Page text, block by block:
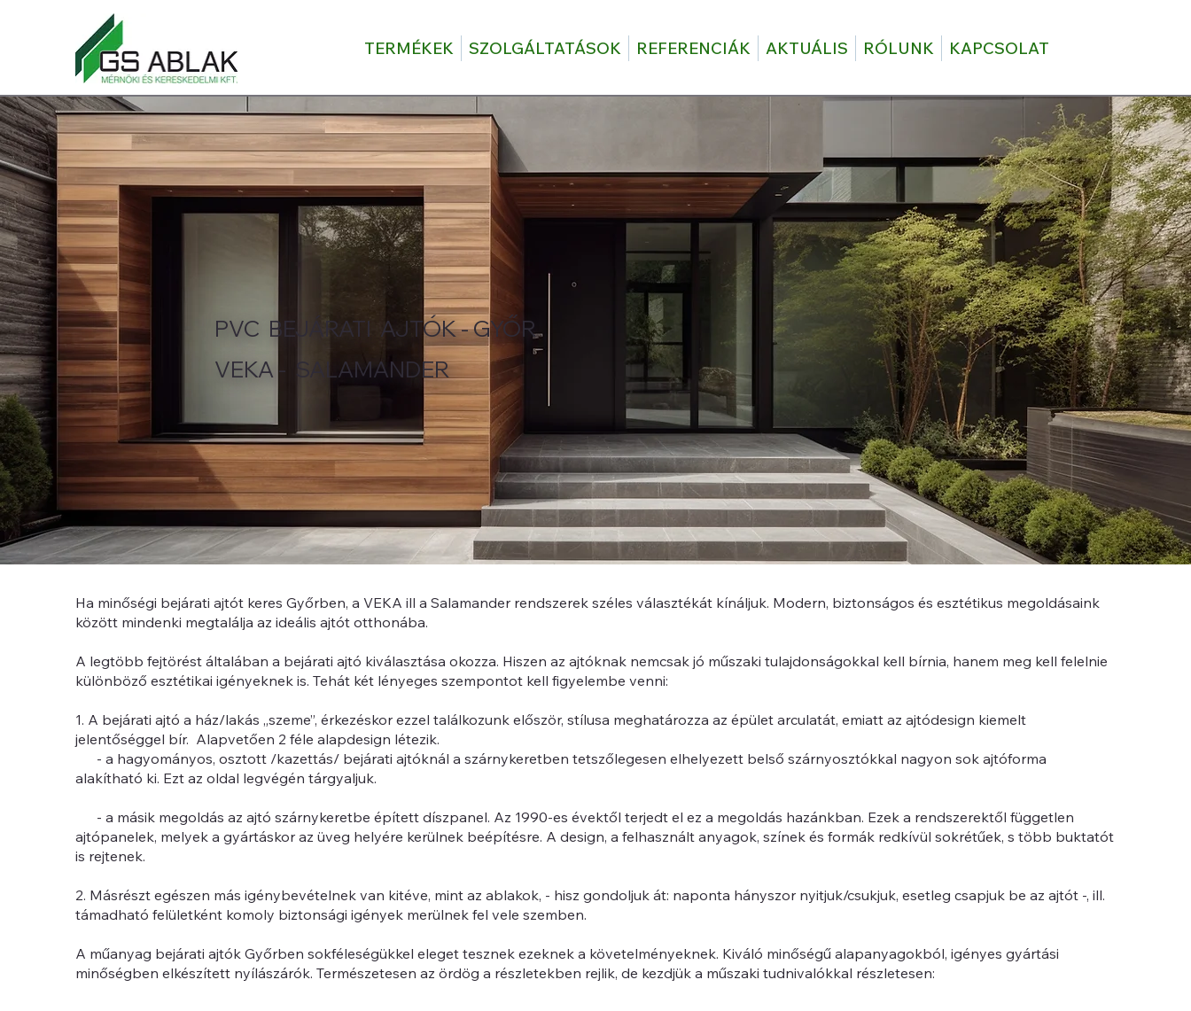
TERMÉKEK SZOLGÁLTATÁSOK REFERENCIÁK AKTUÁLIS RÓLUNK KAPCSOLAT
PVC BEJÁRATI AJTÓK - GYŐR
VEKA - SALAMANDER
Ha minőségi bejárati ajtót keres Győrben, a VEKA ill a Salamander rendszerek széles választékát kínáljuk. Modern, biztonságos és esztétikus megoldásaink
között mindenki megtalálja az ideális ajtót otthonába.
A legtöbb fejtörést általában a bejárati ajtó kiválasztása okozza. Hiszen az ajtóknak nemcsak jó műszaki tulajdonságokkal kell bírnia, hanem meg kell felelnie
különböző esztétikai igényeknek is. Tehát két lényeges szempontot kell figyelembe venni:
1. A bejárati ajtó a ház/lakás „szeme”, érkezéskor ezzel találkozunk először, stílusa meghatározza az épület arculatát, emiatt az ajtódesign kiemelt
jelentőséggel bír. Alapvetően 2 féle alapdesign létezik.
- a hagyományos, osztott /kazettás/ bejárati ajtóknál a szárnykeretben tetszőlegesen elhelyezett belső szárnyosztókkal nagyon sok ajtóforma
alakítható ki. Ezt az oldal legvégén tárgyaljuk.
- a másik megoldás az ajtó szárnykeretbe épített díszpanel. Az 1990-es évektől terjedt el ez a megoldás hazánkban. Ezek a rendszerektől független
ajtópanelek, melyek a gyártáskor az üveg helyére kerülnek beépítésre. A design, a felhasznált anyagok, színek és formák redkívül sokrétűek, s több buktatót
is rejtenek.
2. Másrészt egészen más igénybevételnek van kitéve, mint az ablakok, - hisz gondoljuk át: naponta hányszor nyitjuk/csukjuk, esetleg csapjuk be az ajtót -, ill.
támadható felületként komoly biztonsági igények merülnek fel vele szemben.
A műanyag bejárati ajtók Győrben sokféleségükkel eleget tesznek ezeknek a követelményeknek. Kiváló minőségű alapanyagokból, igényes gyártási
minőségben elkészített nyílászárók. Természetesen az ördög a részletekben rejlik, de kezdjük a műszaki tudnivalókkal részletesen: